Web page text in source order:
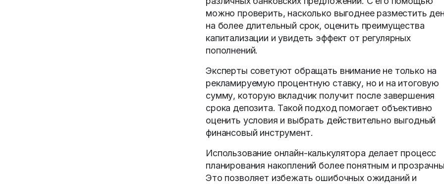
можно проверить, насколько выгоднее разместить
на более длительный срок, оценить преимущества
капитализации и увидеть эффект от регулярных
пополнений.
Эксперты советуют обращать внимание не только на
рекламируемую процентную ставку, но и на итоговую
сумму, которую вкладчик получит после завершения
срока депозита. Такой подход помогает объективно
оценить условия и выбрать действительно выгодный
финансовый инструмент.
Использование онлайн-калькулятора делает процесс
планирования накоплений более понятным и
Это позволяет избежать ошибочных ожиданий и